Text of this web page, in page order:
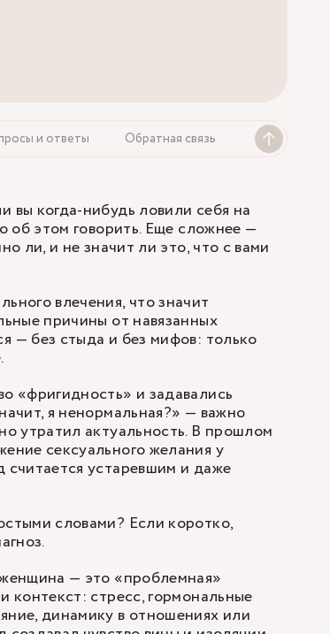
и ответы Обратная связь
когда-нибудь ловили себя на
об этом говорить. Еще сложнее —
ли, и не значит ли это, что с вами
влечения, что значит
причины от навязанных
— без стыда и без мифов: только
«фригидность» и задавались
я ненормальная?» — важно
утратил актуальность. В прошлом
сексуального желания у
устаревшим и даже
словами? Если коротко,
— это «проблемная»
стресс, гормональные
динамику в отношениях или